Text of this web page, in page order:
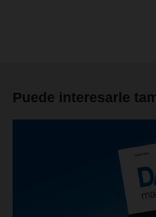
Puede interesarle